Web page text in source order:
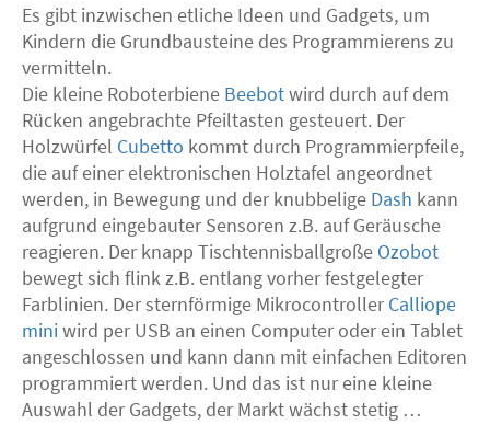
Es gibt inzwischen etliche Ideen und Gadgets, um
Kindern die Grundbausteine des Programmierens zu
vermitteln.
Die kleine Roboterbiene Beebotwird durch auf dem
Rücken angebrachte Pfeiltasten gesteuert. Der
Holzwürfel Cubetto kommt durch Programmierpfeile,
die auf einer elektronischen Holztafel angeordnet
werden, in Bewegung und der knubbelige Dash kann
aufgrund eingebauter Sensoren z.B. auf Geräusche
reagieren. Der knapp Tischtennisballgroße Ozobot
bewegt sich flink z.B. entlang vorher festgelegter
Farblinien. Der sternförmige MikrocontrollerCalliope
miniwird perUSB an einen Computer oder ein Tablet
angeschlossen und kann dann mit einfachen Editoren
programmiert werden. Und das ist nur eine kleine
Auswahl der Gadgets, der Markt wächst stetig …